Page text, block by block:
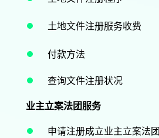
土地文件注册服务收费
付款方法
查询文件注册状况
业主立案法团服务
申请注册成立业主立案法团